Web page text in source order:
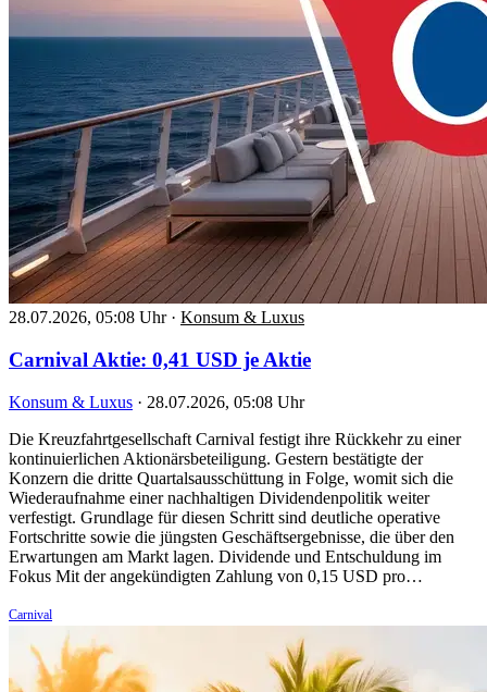
28.07.2026, 05:08 Uhr · Konsum & Luxus
Carnival Aktie: 0,41 USD je Aktie
Konsum & Luxus · 28.07.2026, 05:08 Uhr
Die Kreuzfahrtgesellschaft Carnival festigt ihre Rückkehr zu einer
kontinuierlichen Aktionärsbeteiligung. Gestern bestätigte der
Konzern die dritte Quartalsausschüttung in Folge, womit sich die
Wiederaufnahme einer nachhaltigen Dividendenpolitik weiter
verfestigt. Grundlage für diesen Schritt sind deutliche operative
Fortschritte sowie die jüngsten Geschäftsergebnisse, die über den
Erwartungen am Markt lagen. Dividende und Entschuldung im
Fokus Mit der angekündigten Zahlung von 0,15 USD pro…
Carnival